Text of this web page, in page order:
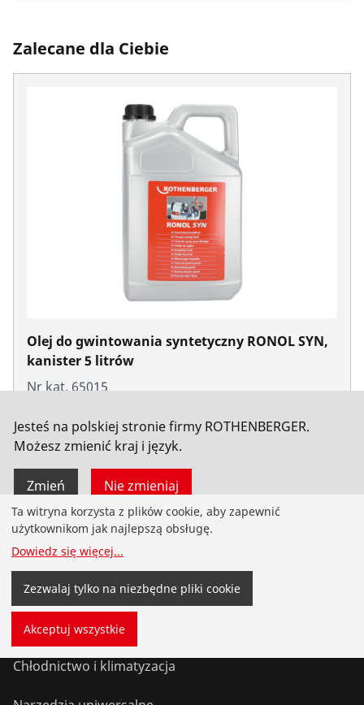
Zalecane dla Ciebie
Olej do gwintowania syntetyczny RONOL SYN,
kanister 5 litrów
Nr kat. 65015
Jesteś na polskiej stronie firmy ROTHENBERGER.
Możesz zmienić kraj i język.
Zmień Nie zmieniaj
Produkty
Instalacje
Serwis i konserwacja
Chłodnictwo i klimatyzacja
Ta witryna korzysta z plików cookie, aby zapewnić
użytkownikom jak najlepszą obsługę.
Dowiedz się więcej...
Zezwalaj tylko na niezbędne pliki cookie
Akceptuj wszystkie